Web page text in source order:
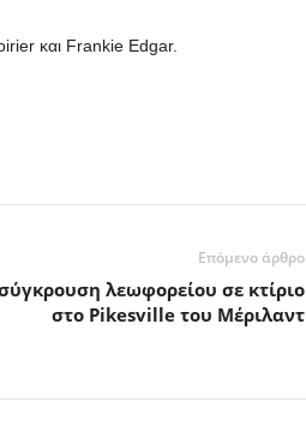
και Frankie Edgar.
Επόμενο άρθρο
λεωφορείου σε κτίριο
στο Pikesville του Μέριλαντ